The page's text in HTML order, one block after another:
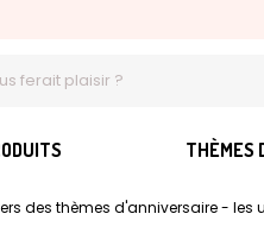
THÈMES
des thèmes d'anniversaire - les